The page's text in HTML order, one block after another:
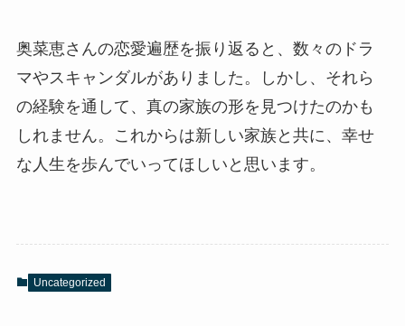
奥菜恵さんの恋愛遍歴を振り返ると、数々のドラ
マやスキャンダルがありました。しかし、それら
の経験を通して、真の家族の形を見つけたのかも
しれません。これからは新しい家族と共に、幸せ
な人生を歩んでいってほしいと思います。
Uncategorized